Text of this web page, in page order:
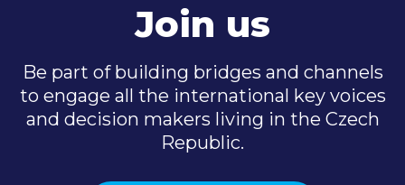
Join us
Be part of building bridges and channels
to engage all the international key voices
and decision makers living in the Czech
Republic.